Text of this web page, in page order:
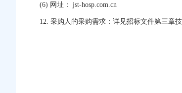
(6) 网址： jst-hosp.com.cn
12. 采购人的采购需求：详见招标文件第三章技